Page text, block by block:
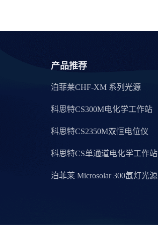
产品推荐
泊菲莱CHF-XM 系列光源
科思特CS300M电化学工作站
科思特CS2350M双恒电位仪
科思特CS单通道电化学工作站
泊菲莱 Microsolar 300氙灯光源